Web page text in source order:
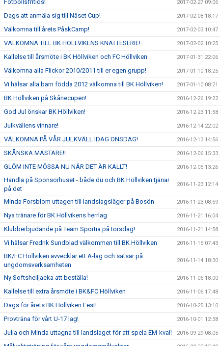
Fotbollsfritids! 2017-02-27 09:06
Dags att anmäla sig till Näset Cup! 2017-02-08 18:17
Välkomna till årets PåskCamp! 2017-02-03 10:47
VÄLKOMNA TILL BK HÖLLVIKENS KNATTESERIE! 2017-02-02 10:25
Kallelse till årsmöte i BK Höllviken och FC Höllviken 2017-01-31 22:06
Välkomna alla Flickor 2010/2011 till er egen grupp! 2017-01-10 18:25
Vi hälsar alla barn födda 2012 välkomna till BK Höllviken! 2017-01-10 08:21
BK Höllviken på Skånecupen! 2016-12-26 19:22
God Jul önskar BK Höllviken! 2016-12-23 11:58
Julkvällens vinnare! 2016-12-14 22:02
VÄLKOMNA PÅ VÅR JULKVÄLL IDAG ONSDAG! 2016-12-13 14:56
SKÅNSKA MÄSTARE!! 2016-12-06 15:33
GLÖM INTE MÖSSA NU NÄR DET ÄR KALLT! 2016-12-05 13:26
Handla på Sponsorhuset - både du och BK Höllviken tjänar
på det
2016-11-23 12:14
Minda Forsblom uttagen till landslagsläger på Bosön 2016-11-23 08:59
Nya tränare för BK Höllvikens herrlag 2016-11-21 16:04
Klubberbjudande på Team Sportia på torsdag! 2016-11-21 14:58
Vi hälsar Fredrik Sundblad välkommen till BK Höllviken 2016-11-15 07:43
BK/FC Höllviken avvecklar ett A-lag och satsar på
ungdomsverksamheten
2016-11-14 18:30
Ny Softshelljacka att beställa! 2016-11-06 18:00
Kallelse till extra årsmöte i BK&FC Höllviken 2016-11-06 17:48
Dags för årets BK Höllviken Fest! 2016-10-25 13:10
Provträna för vårt U-17 lag! 2016-10-01 12:38
Julia och Minda uttagna till landslaget för att spela EM-kval! 2016-09-29 08:05